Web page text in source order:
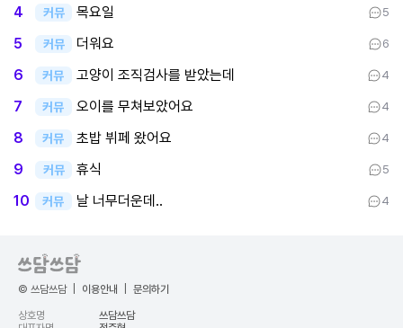
4 커뮤 목요일 5
5 커뮤 더워요 6
6 커뮤 고양이 조직검사를 받았는데 4
7 커뮤 오이를 무쳐보았어요 4
8 커뮤 초밥 뷔페 왔어요 4
9 커뮤 휴식 5
10 커뮤 날 너무더운데.. 4
© 쓰담쓰담 이용안내 문의하기
상호명
쓰담쓰담